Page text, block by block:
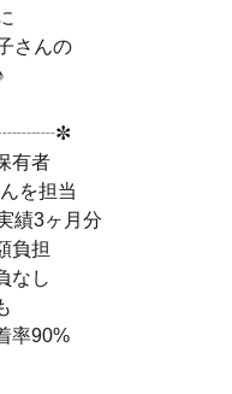
さんの
有者
を担当
績3ヶ月分
負担
なし
率90%